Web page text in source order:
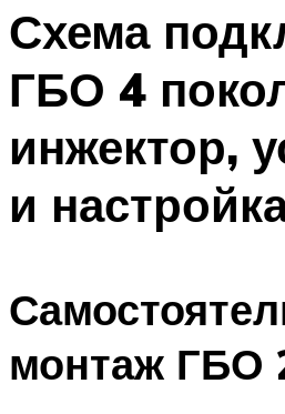
Схема
ГБО 4
инжектор,
и
монтаж ГБО